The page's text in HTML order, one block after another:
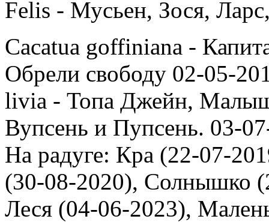
Felis - Мусьен, Зося,
Cacatua goffiniana -
Обрели свободу 02-05-
livia - Топа Джейн,
Вупсень и Пупсень. 03-
На радуге: Кра (22-07-
(30-08-2020), Солнышко
Леся (04-06-2023),